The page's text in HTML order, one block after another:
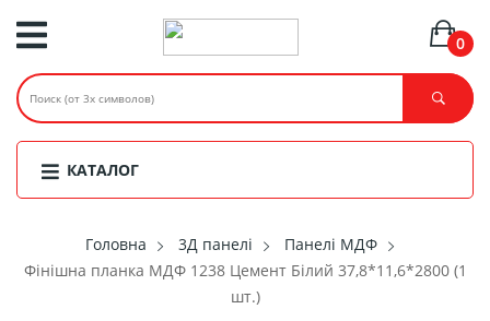
0
КАТАЛОГ
Головнa 3Д панелі
Панелі МДФ
Фінішна планка МДФ 1238 Цемент Білий 37,8*11,6*2800 (1
шт.)